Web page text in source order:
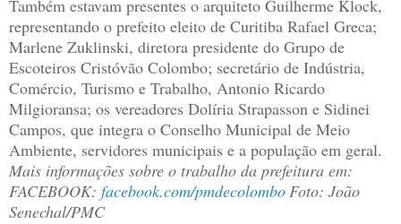
Também estavam presentes o arquiteto Guilherme Klock,
representando o prefeito eleito de Curitiba Rafael Greca;
Marlene Zuklinski, diretora presidente do Grupo de
Escoteiros Cristóvão Colombo; secretário de Indústria,
Comércio, Turismo e Trabalho, Antonio Ricardo
Milgioransa; os vereadores Dolíria Strapasson e Sidinei
Campos, que integra o Conselho Municipal de Meio
Ambiente, servidores municipais e a população em geral.
Mais informações sobre o trabalho da prefeitura em:
FACEBOOK: facebook.com/pmdecolomboFoto: João
Senechal/PMC